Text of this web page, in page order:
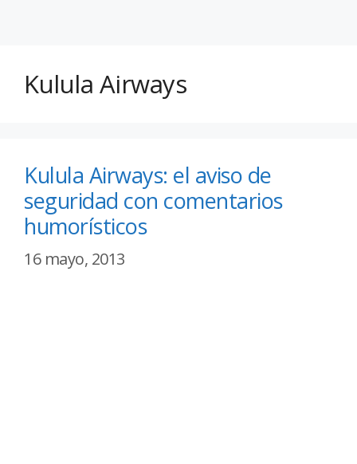
Kulula Airways
Kulula Airways: el aviso de
seguridad con comentarios
humorísticos
16 mayo, 2013